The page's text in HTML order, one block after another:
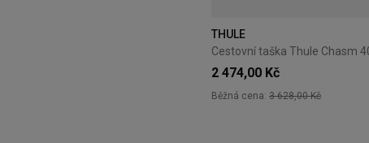
THULE
2 474,00 Kč
Běžná cena: 3 628,00 Kč